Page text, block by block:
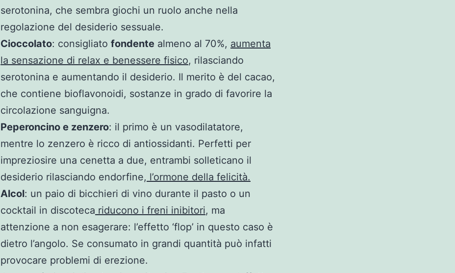
serotonina, che sembra giochi un ruolo anche nella
regolazione del desiderio sessuale.
Cioccolato: consigliato fondente almeno al 70%, aumenta
la sensazione di relax e benessere fisico, rilasciando
serotonina e aumentando il desiderio. Il merito è del cacao,
che contiene bioflavonoidi, sostanze in grado di favorire la
circolazione sanguigna.
Peperoncino e zenzero: il primo è un vasodilatatore,
mentre lo zenzero è ricco di antiossidanti. Perfetti per
impreziosire una cenetta a due, entrambi solleticano il
desiderio rilasciando endorfine, l’ormone della felicità.
Alcol: un paio di bicchieri di vino durante il pasto o un
cocktail in discoteca riducono i freni inibitori, ma
attenzione a non esagerare: l’effetto ‘flop’ in questo caso è
dietro l’angolo. Se consumato in grandi quantità può infatti
provocare problemi di erezione.